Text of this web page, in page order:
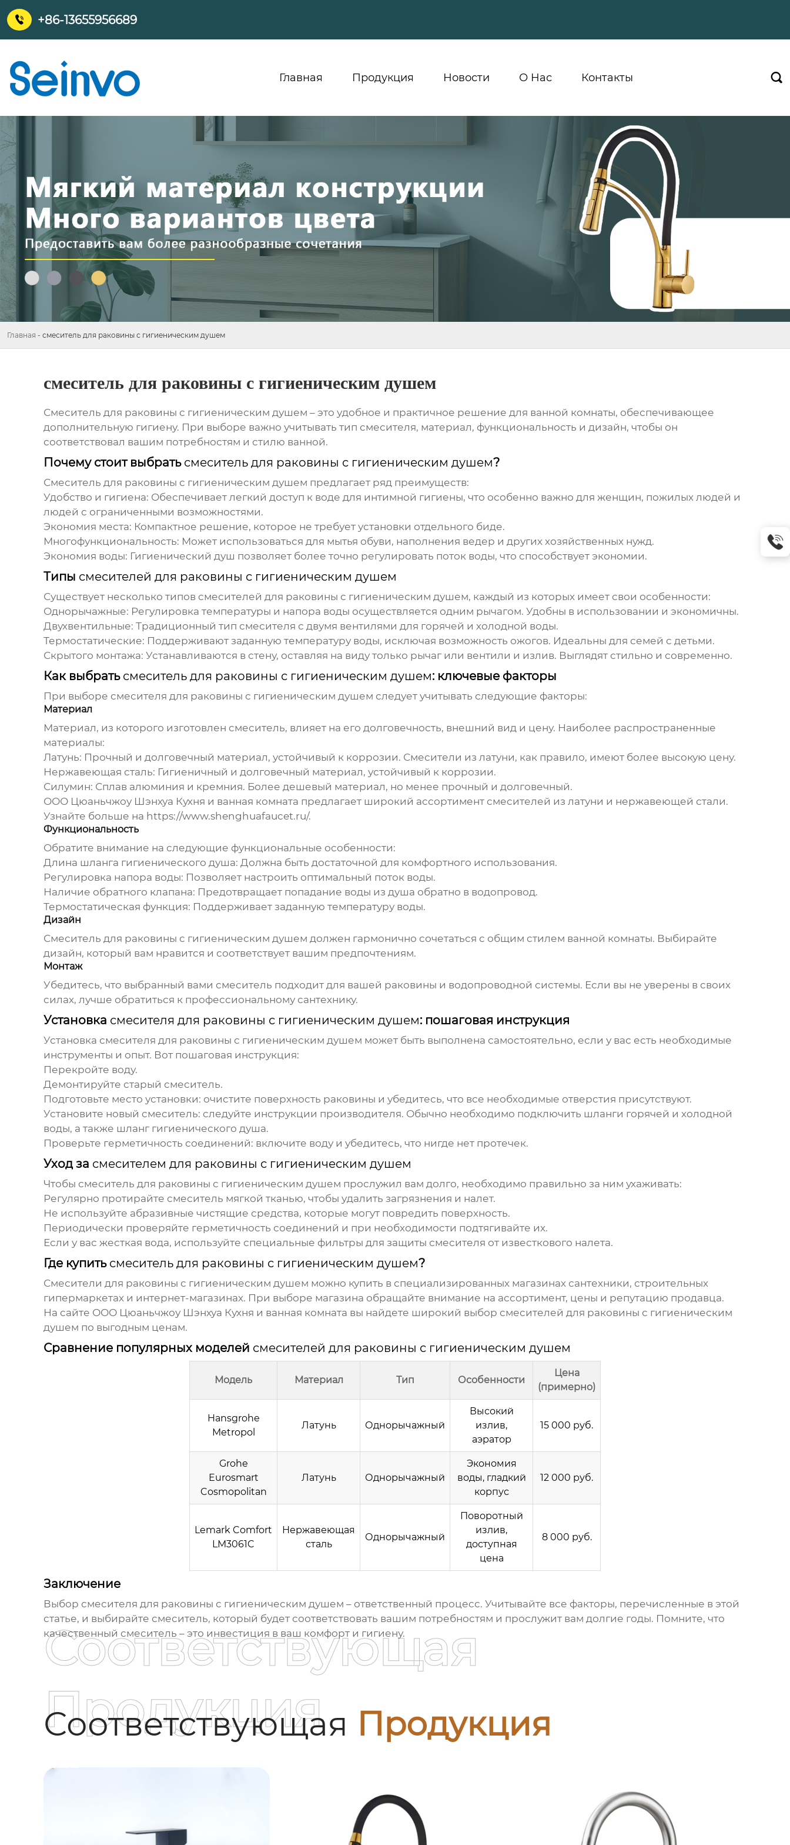
 +86-13655956689
Главная Продукция Новости О Hас Контакты 
Главная - смеситель для раковины с гигиеническим душем
смеситель для раковины с гигиеническим душем
Смеситель для раковины с гигиеническим душем – это удобное и практичное решение для ванной комнаты, обеспечивающее
дополнительную гигиену. При выборе важно учитывать тип смесителя, материал, функциональность и дизайн, чтобы он
соответствовал вашим потребностям и стилю ванной.
Почему стоит выбрать смеситель для раковины с гигиеническим душем?
Смеситель для раковины с гигиеническим душем предлагает ряд преимуществ:
Удобство и гигиена: Обеспечивает легкий доступ к воде для интимной гигиены, что особенно важно для женщин, пожилых людей и
людей с ограниченными возможностями.
Экономия места: Компактное решение, которое не требует установки отдельного биде.
Многофункциональность: Может использоваться для мытья обуви, наполнения ведер и других хозяйственных нужд.
Экономия воды: Гигиенический душ позволяет более точно регулировать поток воды, что способствует экономии.
Типы смесителей для раковины с гигиеническим душем
Существует несколько типов смесителей для раковины с гигиеническим душем, каждый из которых имеет свои особенности:
Однорычажные: Регулировка температуры и напора воды осуществляется одним рычагом. Удобны в использовании и экономичны.
Двухвентильные: Традиционный тип смесителя с двумя вентилями для горячей и холодной воды.
Термостатические: Поддерживают заданную температуру воды, исключая возможность ожогов. Идеальны для семей с детьми.
Скрытого монтажа: Устанавливаются в стену, оставляя на виду только рычаг или вентили и излив. Выглядят стильно и современно.
Как выбрать смеситель для раковины с гигиеническим душем: ключевые факторы
При выборе смесителя для раковины с гигиеническим душем следует учитывать следующие факторы:
Материал
Материал, из которого изготовлен смеситель, влияет на его долговечность, внешний вид и цену. Наиболее распространенные
материалы:
Латунь: Прочный и долговечный материал, устойчивый к коррозии. Смесители из латуни, как правило, имеют более высокую цену.
Нержавеющая сталь: Гигиеничный и долговечный материал, устойчивый к коррозии.
Силумин: Сплав алюминия и кремния. Более дешевый материал, но менее прочный и долговечный.
ООО Цюаньчжоу Шэнхуа Кухня и ванная комната предлагает широкий ассортимент смесителей из латуни и нержавеющей стали.
Узнайте больше на https://www.shenghuafaucet.ru/.
Функциональность
Обратите внимание на следующие функциональные особенности:
Длина шланга гигиенического душа: Должна быть достаточной для комфортного использования.
Регулировка напора воды: Позволяет настроить оптимальный поток воды.
Наличие обратного клапана: Предотвращает попадание воды из душа обратно в водопровод.
Термостатическая функция: Поддерживает заданную температуру воды.
Дизайн
Смеситель для раковины с гигиеническим душем должен гармонично сочетаться с общим стилем ванной комнаты. Выбирайте
дизайн, который вам нравится и соответствует вашим предпочтениям.
Монтаж
Убедитесь, что выбранный вами смеситель подходит для вашей раковины и водопроводной системы. Если вы не уверены в своих
силах, лучше обратиться к профессиональному сантехнику.
Установка смесителя для раковины с гигиеническим душем: пошаговая инструкция
Установка смесителя для раковины с гигиеническим душем может быть выполнена самостоятельно, если у вас есть необходимые
инструменты и опыт. Вот пошаговая инструкция:
Перекройте воду.
Демонтируйте старый смеситель.
Подготовьте место установки: очистите поверхность раковины и убедитесь, что все необходимые отверстия присутствуют.
Установите новый смеситель: следуйте инструкции производителя. Обычно необходимо подключить шланги горячей и холодной
воды, а также шланг гигиенического душа.
Проверьте герметичность соединений: включите воду и убедитесь, что нигде нет протечек.
Уход за смесителем для раковины с гигиеническим душем
Чтобы смеситель для раковины с гигиеническим душем прослужил вам долго, необходимо правильно за ним ухаживать:
Регулярно протирайте смеситель мягкой тканью, чтобы удалить загрязнения и налет.
Не используйте абразивные чистящие средства, которые могут повредить поверхность.
Периодически проверяйте герметичность соединений и при необходимости подтягивайте их.
Если у вас жесткая вода, используйте специальные фильтры для защиты смесителя от известкового налета.
Где купить смеситель для раковины с гигиеническим душем?
Смесители для раковины с гигиеническим душем можно купить в специализированных магазинах сантехники, строительных
гипермаркетах и интернет-магазинах. При выборе магазина обращайте внимание на ассортимент, цены и репутацию продавца.
На сайте ООО Цюаньчжоу Шэнхуа Кухня и ванная комната вы найдете широкий выбор смесителей для раковины с гигиеническим
душем по выгодным ценам.
Сравнение популярных моделей смесителей для раковины с гигиеническим душем
Модель Материал Тип Особенности
Цена
(примерно)
Hansgrohe
Metropol
Латунь Однорычажный
Высокий
излив,
аэратор
15 000 руб.
Grohe
Eurosmart
Cosmopolitan
Латунь Однорычажный
Экономия
воды, гладкий
корпус
12 000 руб.
Lemark Comfort
LM3061C
Нержавеющая
сталь
Однорычажный
Поворотный
излив,
доступная
цена
8 000 руб.
Заключение
Выбор смесителя для раковины с гигиеническим душем – ответственный процесс. Учитывайте все факторы, перечисленные в этой
статье, и выбирайте смеситель, который будет соответствовать вашим потребностям и прослужит вам долгие годы. Помните, что
качественный смеситель – это инвестиция в ваш комфорт и гигиену.
Соответствующая Продукция
Соответствующая
Продукция